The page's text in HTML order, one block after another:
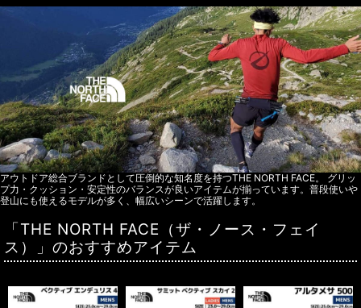
アウトドア総合ブランドとして圧倒的な知名度を持つTHE NORTH FACE。 グリッ
プ力・クッション・安定性のバランスが良いアイテムが揃っています。普段使いや
登山にも使えるモデルが多く、幅広いシーンで活躍します。
「THE NORTH FACE（ザ・ノース・フェイ
ス）」のおすすめアイテム